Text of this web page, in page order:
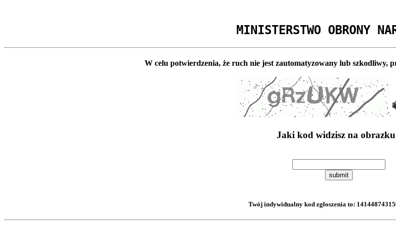
MINISTERSTWO OBRONY
W celu potwierdzenia, że ruch nie jest zautomatyzowany lub szkodliwy,
Jaki kod widzisz na
submit
Twój indywidualny kod zgłoszenia to: